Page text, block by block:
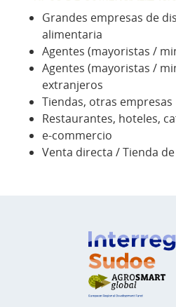
Grandes empresas de
alimentaria
Agentes (mayoristas /
Agentes (mayoristas /
extranjeros
Tiendas, otras empresas
Restaurantes, hoteles,
e-commercio
Venta directa / Tienda